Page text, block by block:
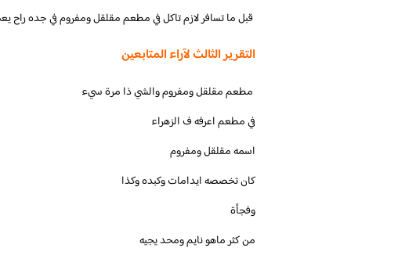
التقرير الثالث لآراء المتابعين
‏في مطعم اعرفه ف الزهراء
اسمه مقلقل ومفروم
كان تخصصه ايدامات وكبده وكذا
وفجأة
من كثر ماهو نايم ومحد يجيه